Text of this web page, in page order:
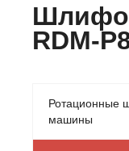
RDM-
Ротационные
машины